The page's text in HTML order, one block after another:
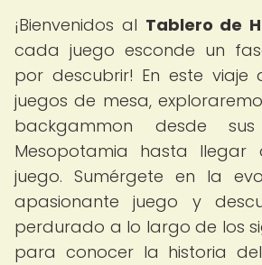
¡Bienvenidos al Tablero de
cada juego esconde un
por descubrir! En este
juegos de mesa,
backgammon desde
Mesopotamia hasta
juego. Sumérgete en la
apasionante juego y
perdurado a lo largo de los
para conocer la historia